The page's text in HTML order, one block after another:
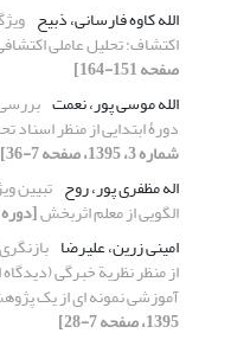
الله کاوه فارسانی، ذبیح
اکتشاف: تحلیل عاملی
صفحه 151-164]
الله موسی پور، نعمت
دورۀ ابتدایی از منظر
شماره 3، 1395، صفحه 7-36]
اله مظفری پور، روح تبیین
الگویی از معلم اثربخش[دوره 15، شماره 2، 1395، صفحه 135-150]
امینی زرین، علیرضا
از منظر نظریة خبرگی (دیدگاه
آموزشی نمونه ای از یک
1395، صفحه 7-28]